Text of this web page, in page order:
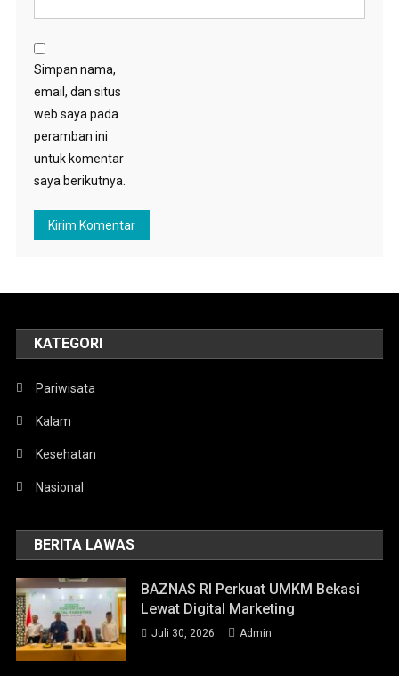
Simpan nama,
email, dan situs
web saya pada
peramban ini
untuk komentar
saya berikutnya.
KATEGORI
Pariwisata
Kalam
Kesehatan
Nasional
BERITA LAWAS
BAZNAS RI Perkuat UMKM Bekasi
Lewat Digital Marketing
Juli 30, 2026 Admin